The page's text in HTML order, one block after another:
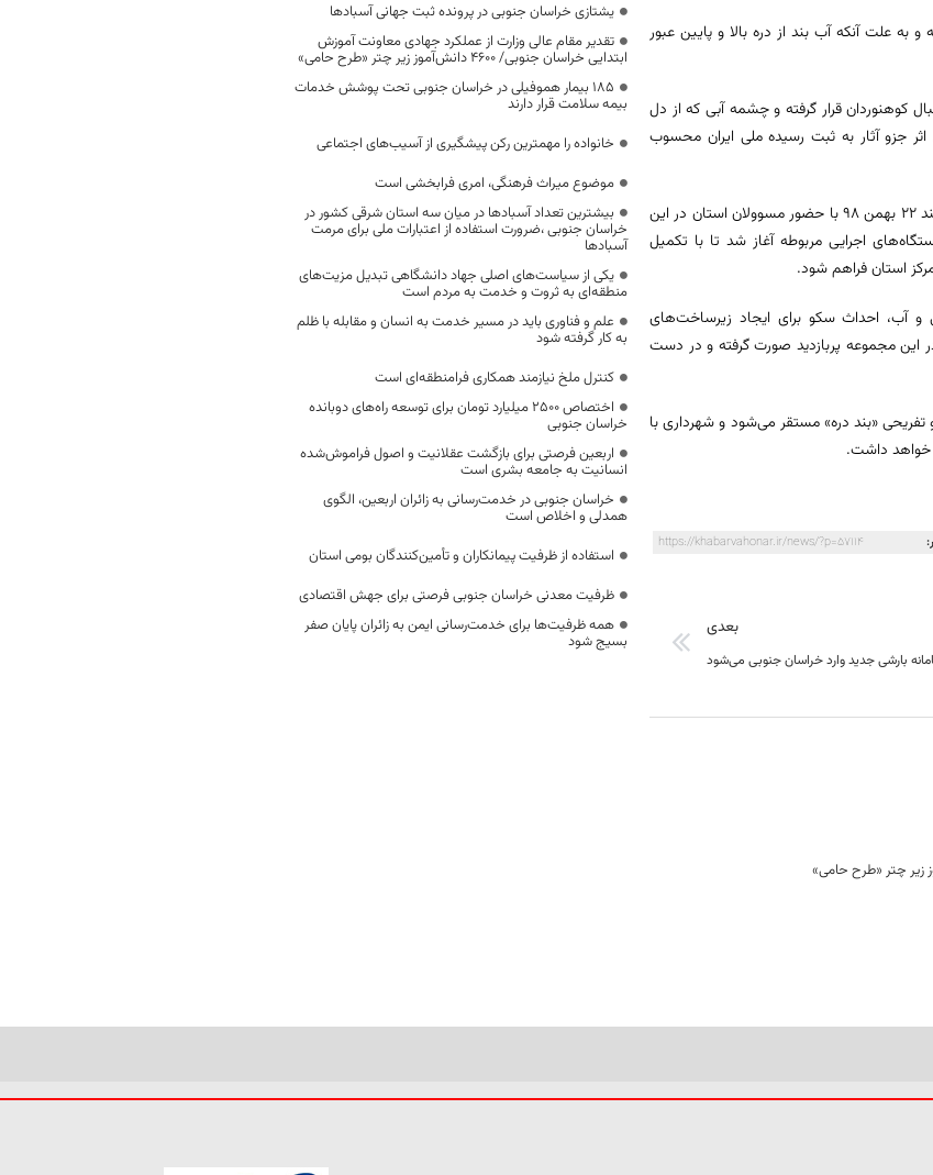
به علت آنکه آب بند از دره بالا و پایین عبور
کوهنوردان قرار گرفته و چشمه آبی که از دل
جزو آثار به ثبت رسیده ملی ایران محسوب
عملیات اجرایی طرح بهسازی و تامین زیرساخت‌های منطقه نمونه گردشگری بند دره بیرجند ۲۲ بهمن ۹۸ با حضور مسوولان استان در این
اجرایی مربوطه آغاز شد تا با تکمیل
استان فراهم شود.
و آب، احداث سکو برای ایجاد زیرساخت‌های
این مجموعه پربازدید صورت گرفته و در دست
«بند دره» مستقر می‌شود و شهرداری با
خواهد داشت.
https://khabarvahonar.ir/news/?p=57114
بعدی
بارشی جدید وارد خراسان جنوبی می‌شود
یشتازی خراسان جنوبی در پرونده ثبت جهانی آسبادها
تقدیر مقام عالی وزارت از عملکرد جهادی معاونت آموزش
ابتدایی خراسان جنوبی/ ۴۶۰۰ دانش‌آموز زیر چتر «طرح حامی»
۱۸۵ بیمار هموفیلی در خراسان جنوبی تحت پوشش خدمات
بیمه سلامت قرار دارند
خانواده را مهمترین رکن پیشگیری از آسیب‌های اجتماعی
موضوع میراث فرهنگی، امری فرابخشی است
بیشترین تعداد آسبادها در میان سه استان شرقی کشور در
خراسان جنوبی ،ضرورت استفاده از اعتبارات ملی برای مرمت
آسبادها
یکی از سیاست‌های اصلی جهاد دانشگاهی تبدیل مزیت‌های
منطقه‌ای به ثروت و خدمت به مردم است
علم و فناوری باید در مسیر خدمت به انسان و مقابله با ظلم
به کار گرفته شود
کنترل ملخ نیازمند همکاری فرامنطقه‌ای است
اختصاص 2500 میلیارد تومان برای توسعه راه‌های دوبانده
خراسان جنوبی
اربعین فرصتی برای بازگشت عقلانیت و اصول فراموش‌شده
انسانیت به جامعه بشری است
خراسان جنوبی در خدمت‌رسانی به زائران اربعین، الگوی
همدلی و اخلاص است
استفاده از ظرفیت پیمانکاران و تأمین‌کنندگان بومی استان
ظرفیت معدنی خراسان جنوبی فرصتی برای جهش اقتصادی
همه ظرفیت‌ها برای خدمت‌رسانی ایمن به زائران پایان صفر
بسیج شود